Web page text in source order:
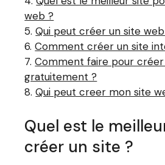
web ?
Qui peut créer un site
Comment créer un site
Comment faire pour
gratuitement ?
Qui peut creer mon site
Quel est le
créer un site ?